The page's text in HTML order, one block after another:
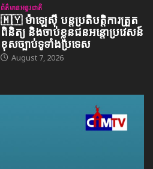
ព័ត៌មានអន្តរជាតិ
🇲🇾 ម៉ាឡេស៊ី បន្តប្រតិបត្តិការត្រួត
ពិនិត្យ និងចាប់ខ្លួនជនអន្តោប្រវេសន៍
ខុសច្បាប់ទូទាំងប្រទេស
August 7, 2026